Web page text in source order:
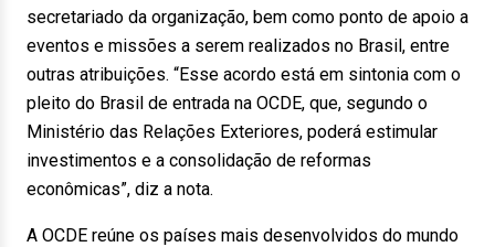
secretariado da organização, bem como ponto de apoio a
eventos e missões a serem realizados no Brasil, entre
outras atribuições. “Esse acordo está em sintonia com o
pleito do Brasil de entrada na OCDE, que, segundo o
Ministério das Relações Exteriores, poderá estimular
investimentos e a consolidação de reformas
econômicas”, diz a nota.
A OCDE reúne os países mais desenvolvidos do mundo